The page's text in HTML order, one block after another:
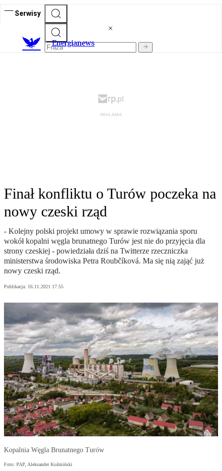
Serwisy
Energianews
Finał konfliktu o Turów poczeka na
nowy czeski rząd
- Kolejny polski projekt umowy w sprawie rozwiązania sporu
wokół kopalni węgla brunatnego Turów jest nie do przyjęcia dla
strony czeskiej - powiedziała dziś na Twitterze rzeczniczka
ministerstwa środowiska Petra Roubčíková. Ma się nią zająć już
nowy czeski rząd.
Publikacja: 16.11.2021 17:55
Kopalnia Węgla Brunatnego Turów
Foto: PAP, Aleksander Koźmiński